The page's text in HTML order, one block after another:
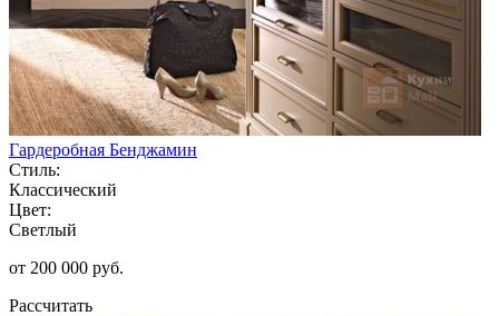
Гардеробная Бенджамин
Стиль:
Классический
Цвет:
Светлый
от 200 000 руб.
Рассчитать